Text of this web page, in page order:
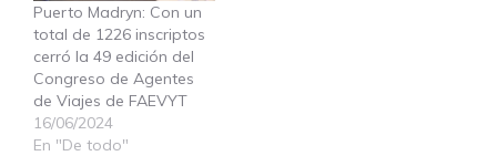
Puerto Madryn: Con un
total de 1226 inscriptos
cerró la 49 edición del
Congreso de Agentes
de Viajes de FAEVYT
16/06/2024
En "De todo"